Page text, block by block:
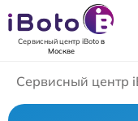
Сервисный центр iBotoв
Москве
Сервисный центр